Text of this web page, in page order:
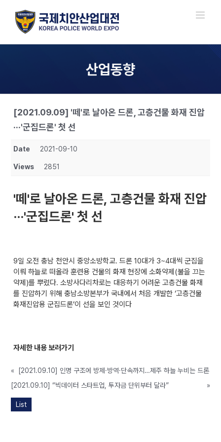
content
산업동향
[2021.09.09] '떼'로 날아온 드론, 고층건물 화재 진압
···'군집드론' 첫 선
Date 2021-09-10
Views 2851
'떼'로 날아온 드론, 고층건물 화재 진압
···'군집드론' 첫 선
9일 오전 충남 천안시 중앙소방학교. 드론 10대가 3~4대씩 군집을
이뤄 하늘로 떠올라 훈련용 건물의 화재 현장에 소화약제(불을 끄는
약제)를 뿌렸다. 소방사다리차로는 대응하기 어려운 고층건물 화재
를 진압하기 위해 충남소방본부가 국내에서 처음 개발한 ‘고층건물
화재진압용 군집드론’이 선을 보인 것이다
자세한 내용 보러가기
«
[2021.09.10] 인명 구조에 방제·방역·단속까지…제주 하늘 누비는 드론
[2021.09.10] “빅데이터 스타트업, 투자금 단위부터 달라”
»
List